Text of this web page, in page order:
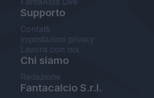
Supporto
Contatti
Impostazioni privacy
Lavora con noi
Chi siamo
Redazione
Fantacalcio S.r.l.